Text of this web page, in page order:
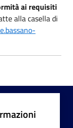
ai requisiti
alla casella di